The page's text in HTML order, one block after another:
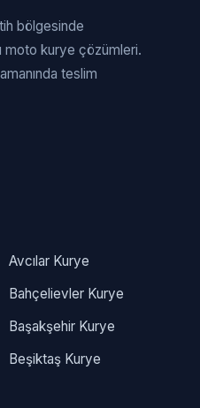
bölgesinde
moto kurye çözümleri.
teslim
Avcılar Kurye
Bahçelievler Kurye
Başakşehir Kurye
Beşiktaş Kurye